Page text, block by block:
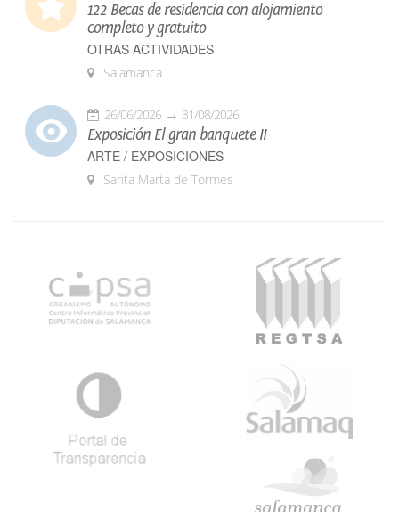
122 Becas de residencia con alojamiento
completo y gratuito
OTRAS ACTIVIDADES
Salamanca
26/06/2026 31/08/2026
Exposición El gran banquete II
ARTE / EXPOSICIONES
Santa Marta de Tormes